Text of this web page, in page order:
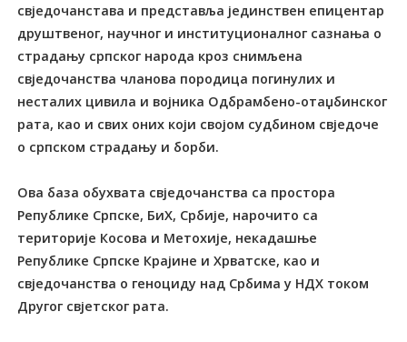
свједочанстава и представља јединствен епицентар
друштвеног, научног и институционалног сазнања о
страдању српског народа кроз снимљена
свједочанства чланова породица погинулих и
несталих цивила и војника Одбрамбено-отаџбинског
рата, као и свих оних који својом судбином свједоче
о српском страдању и борби.
Ова база обухвата свједочанства са простора
Републике Српске, БиХ, Србије, нарочито са
територије Косова и Метохије, некадашње
Републике Српске Крајине и Хрватске, као и
свједочанства о геноциду над Србима у НДХ током
Другог свјетског рата.